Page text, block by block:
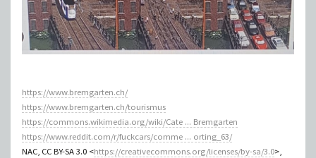
https://www.bremgarten.ch/
https://www.bremgarten.ch/tourismus
https://commons.wikimedia.org/wiki/Cate ... Bremgarten
https://www.reddit.com/r/fuckcars/comme ... orting_63/
NAC, CC BY-SA 3.0 <https://creativecommons.org/licenses/by-sa/3.0>,